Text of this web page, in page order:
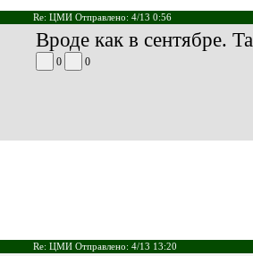
Re: ЦМИ Отправлено: 4/13 0:56
Вроде как в сентябре.
0 0
Re: ЦМИ Отправлено: 4/13 13:20